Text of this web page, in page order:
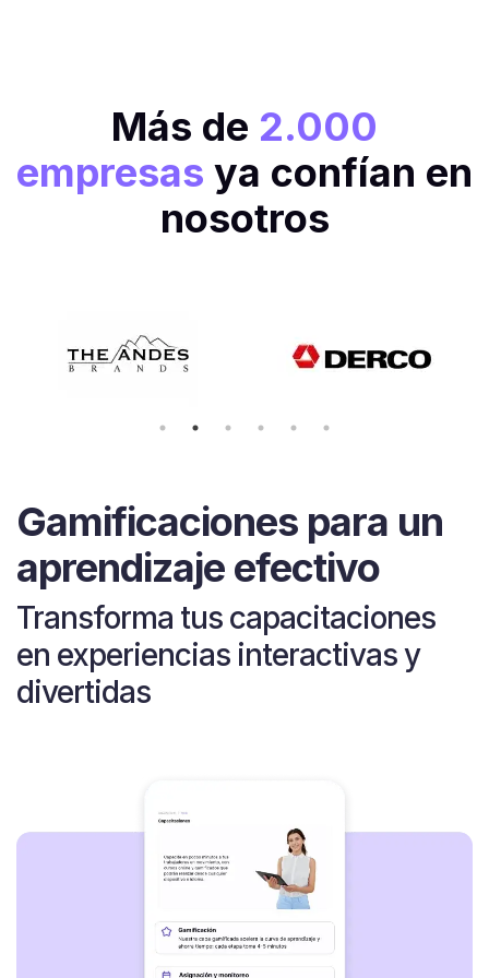
Más de 2.000
empresas ya confían en
nosotros
Gamificaciones para un
aprendizaje efectivo
Transforma tus capacitaciones
en experiencias interactivas y
divertidas